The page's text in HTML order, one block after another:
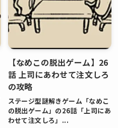
【なめこの脱出ゲーム】26
話 上司にあわせて注文しろ
の攻略
ステージ型謎解きゲーム「なめこ
の脱出ゲーム」の26話「上司にあ
わせて注文しろ」...